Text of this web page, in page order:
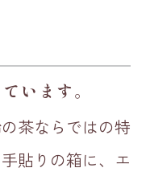
います。
茶ならではの特
貼りの箱に、エ